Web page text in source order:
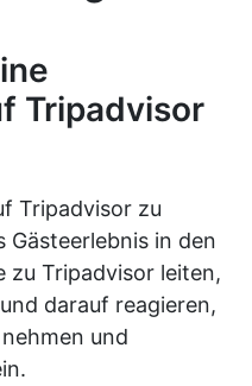
Tripadvisor
Tripadvisor zu
Gästeerlebnis in den
zu Tripadvisor leiten,
darauf reagieren,
und